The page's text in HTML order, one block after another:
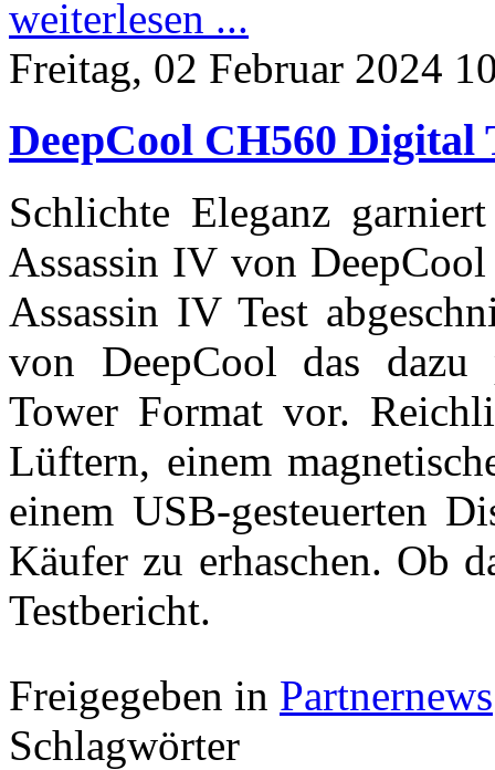
weiterlesen ...
Freitag, 02 Februar 2024
DeepCool CH560 Digital
Schlichte Eleganz
Assassin IV von
Assassin IV Test
von DeepCool das dazu
Tower Format vor.
Lüftern, einem
einem USB-gesteuerten
Käufer zu erhaschen. Ob
Testbericht.
Freigegeben in Partnernews
Schlagwörter